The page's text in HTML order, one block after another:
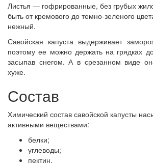
Листья — гофрированные, без грубых
быть от кремового до темно-зеленого
нежный.
Савойская капуста выдерживает
поэтому ее можно держать на грядках
засыпав снегом. А в срезанном виде
хуже.
Состав
Химический состав савойской капусты
активными веществами:
белки;
углеводы;
пектин.